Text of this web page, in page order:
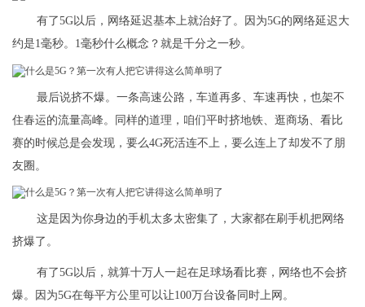
有了5G以后，网络延迟基本上就治好了。因为5G的网络延迟大
约是1毫秒。1毫秒什么概念？就是千分之一秒。
最后说挤不爆。一条高速公路，车道再多、车速再快，也架不
住春运的流量高峰。同样的道理，咱们平时挤地铁、逛商场、看比
赛的时候总是会发现，要么4G死活连不上，要么连上了却发不了朋
友圈。
这是因为你身边的手机太多太密集了，大家都在刷手机把网络
挤爆了。
有了5G以后，就算十万人一起在足球场看比赛，网络也不会挤
爆。因为5G在每平方公里可以让100万台设备同时上网。